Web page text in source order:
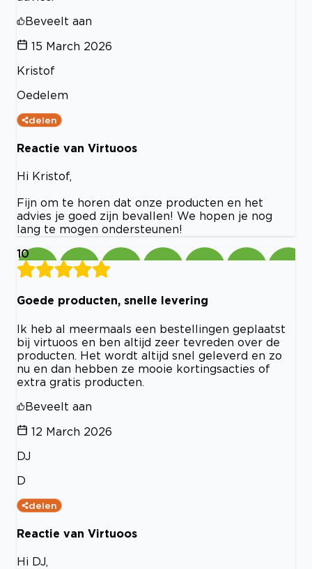
Beveelt aan
15 March 2026
Kristof
Oedelem
delen
Reactie van Virtuoos
Hi Kristof,
Fijn om te horen dat onze producten en het
advies je goed zijn bevallen! We hopen je nog
lang te mogen ondersteunen!
10
Goede producten, snelle levering
Ik heb al meermaals een bestellingen geplaatst
bij virtuoos en ben altijd zeer tevreden over de
producten. Het wordt altijd snel geleverd en zo
nu en dan hebben ze mooie kortingsacties of
extra gratis producten.
Beveelt aan
12 March 2026
DJ
D
delen
Reactie van Virtuoos
Hi DJ,